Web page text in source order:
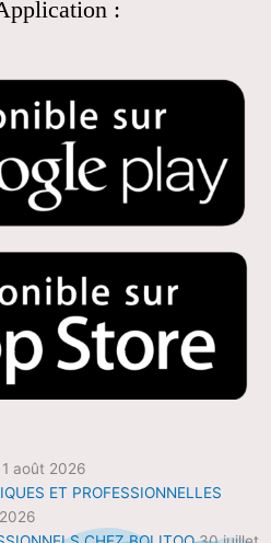
:
1 août 2026
ET PROFESSIONNELLES